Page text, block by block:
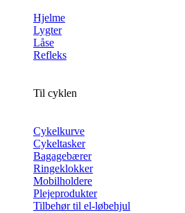
Hjelme
Lygter
Låse
Refleks
Til cyklen
Cykelkurve
Cykeltasker
Bagagebærer
Ringeklokker
Mobilholdere
Plejeprodukter
Tilbehør til el-løbehjul